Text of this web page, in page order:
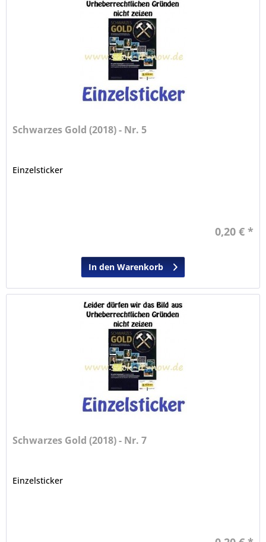
Schwarzes Gold (2018) - Nr. 5
Einzelsticker
0,20 € *
In den Warenkorb
Schwarzes Gold (2018) - Nr. 7
Einzelsticker